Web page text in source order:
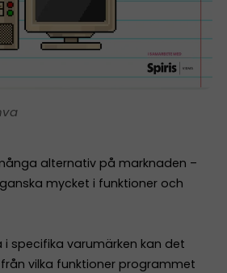
alternativ på marknaden –
mycket i funktioner och
specifika varumärken kan det
vilka funktioner programmet